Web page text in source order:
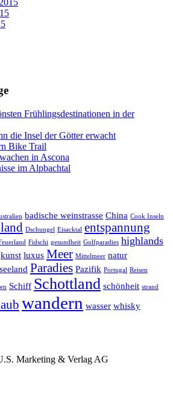
Frühlingsdestinationen in der
die Insel der Götter erwacht
Bike Trail
in Ascona
im Alpbachtal
badische weinstrasse China Cook Inseln
Dschungel Eisacktal entspannung
Fidschi gesundheit Golfparadies highlands
kunst luxus Meer Mittelmeer natur
Paradies Pazifik Portugal Reisen
Schiff Schottland schönheit strand
wandern wasser whisky
Marketing & Verlag AG